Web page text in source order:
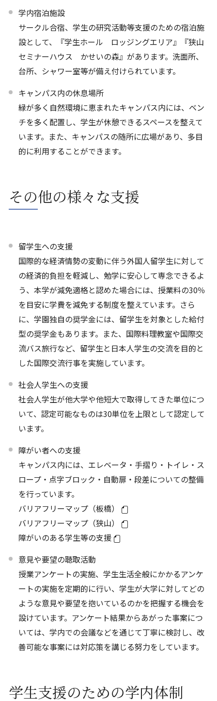
学内宿泊施設
サークル合宿、学生の研究活動等支援のための宿泊施
設として、『学生ホール ロッジングエリア』『狭山
セミナーハウス かせいの森』があります。洗面所、
台所、シャワー室等が備え付けられています。
キャンパス内の休息場所
緑が多く自然環境に恵まれたキャンパス内には、ベン
チを多く配置し、学生が休憩できるスペースを整えて
います。また、キャンパスの随所に広場があり、多目
的に利用することができます。
その他の様々な支援
留学生への支援
国際的な経済情勢の変動に伴う外国人留学生に対して
の経済的負担を軽減し、勉学に安心して専念できるよ
う、本学が減免適格と認めた場合には、授業料の30％
を目安に学費を減免する制度を整えています。さら
に、学園独自の奨学金には、留学生を対象とした給付
型の奨学金もあります。また、国際料理教室や国際交
流バス旅行など、留学生と日本人学生の交流を目的と
した国際交流行事を実施しています。
社会人学生への支援
社会人学生が他大学や他短大で取得してきた単位につ
いて、認定可能なものは30単位を上限として認定して
います。
障がい者への支援
キャンパス内には、エレベータ・手摺り・トイレ・ス
ロープ・点字ブロック・自動扉・段差についての整備
を行っています。
バリアフリーマップ（板橋）
バリアフリーマップ（狭山）
障がいのある学生等の支援
意見や要望の聴取活動
授業アンケートの実施、学生生活全般にかかるアンケ
ートの実施を定期的に行い、学生が大学に対してどの
ような意見や要望を抱いているのかを把握する機会を
設けています。アンケート結果からあがった事案につ
いては、学内での会議などを通じて丁寧に検討し、改
善可能な事案には対応策を講じる努力をしています。
学生支援のための学内体制